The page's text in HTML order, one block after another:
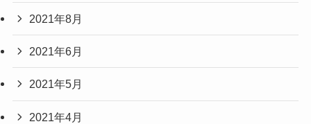
2021年8月
2021年6月
2021年5月
2021年4月